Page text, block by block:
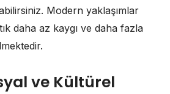
Modern yaklaşımlar
daha az kaygı ve daha fazla
ve Kültürel